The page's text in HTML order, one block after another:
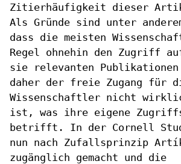
Zitierhäufigkeit dieser
Als Gründe sind unter
dass die meisten
Regel ohnehin den Zugriff
sie relevanten Publikationen
daher der freie Zugang für
Wissenschaftler nicht
ist, was ihre eigene
betrifft. In der Cornell
nun nach Zufallsprinzip
zugänglich gemacht und die